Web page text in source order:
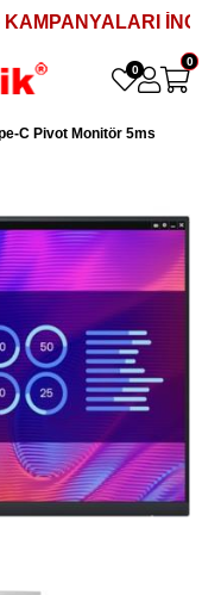
0
0
C Pivot Monitör 5ms